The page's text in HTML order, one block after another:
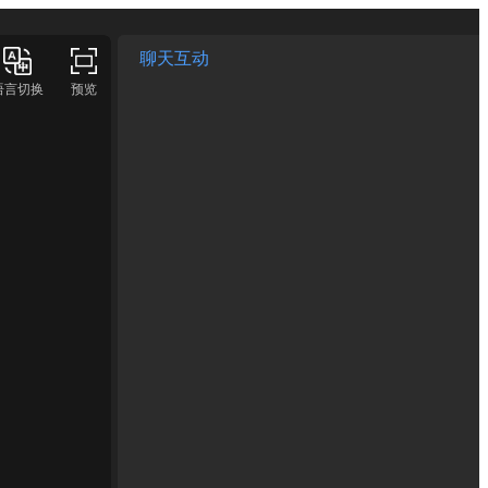
言切换 预览
聊天互动